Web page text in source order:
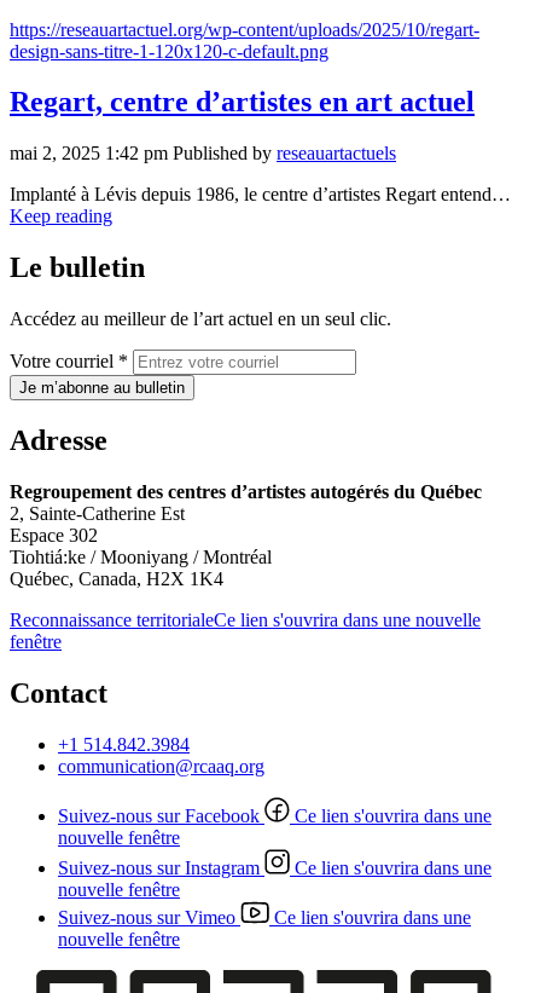
https://reseauartactuel.org/wp-content/uploads/2025/10/regart-
design-sans-titre-1-120x120-c-default.png
Regart, centre d’artistes en art actuel
mai 2, 2025 1:42 pm Published by reseauartactuels
Implanté à Lévis depuis 1986, le centre d’artistes Regart entend…
Keep reading
Le bulletin
Accédez au meilleur de l’art actuel en un seul clic.
Votre courriel *
Je m’abonne au bulletin
Adresse
Regroupement des centres d’artistes autogérés du Québec
2, Sainte-Catherine Est
Espace 302
Tiohtiá:ke / Mooniyang / Montréal
Québec, Canada, H2X 1K4
Reconnaissance territorialeCe lien s'ouvrira dans une nouvelle
fenêtre
Contact
+1 514.842.3984
communication@rcaaq.org
Suivez-nous sur Facebook
Ce lien s'ouvrira dans une
nouvelle fenêtre
Suivez-nous sur Instagram
Ce lien s'ouvrira dans une
nouvelle fenêtre
Suivez-nous sur Vimeo
Ce lien s'ouvrira dans une
nouvelle fenêtre